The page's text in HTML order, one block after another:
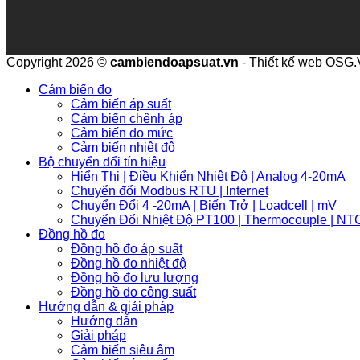
Copyright 2026 © cambiendoapsuat.vn - Thiết kế web
Cảm biến đo
Cảm biến áp suất
Cảm biến chênh áp
Cảm biến đo mức
Cảm biến nhiệt độ
Bộ chuyển đổi tín hiệu
Hiển Thị | Điều Khiển Nhiệt Độ | Analog 4-20mA
Chuyển đổi Modbus RTU | Internet
Chuyển Đổi 4 -20mA | Biến Trở | Loadcell | mV
Chuyển Đổi Nhiệt Độ PT100 | Thermocouple |
Đồng hồ đo
Đồng hồ đo áp suất
Đồng hồ đo nhiệt độ
Đồng hồ đo lưu lượng
Đồng hồ đo công suất
Hướng dẫn & giải pháp
Hướng dẫn
Giải pháp
Cảm biến siêu âm